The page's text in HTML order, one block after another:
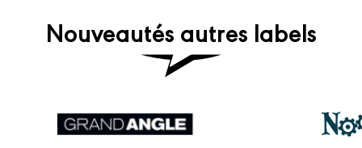
Nouveautés autres labels